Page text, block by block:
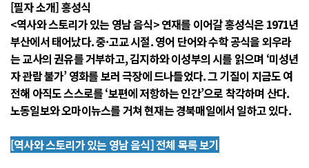
[필자 소개] 홍성식
<역사와 스토리가 있는 영남 음식> 연재를 이어갈 홍성식은 1971년
부산에서 태어났다. 중·고교 시절. 영어 단어와 수학 공식을 외우라
는 교사의 권유를 거부하고, 김지하와 이성부의 시를 읽으며 ‘미성년
자 관람 불가’ 영화를 보러 극장에 드나들었다. 그 기질이 지금도 여
전해 아직도 스스로를 ‘보편에 저항하는 인간’으로 착각하며 산다.
노동일보와 오마이뉴스를 거쳐 현재는 경북매일에서 일하고 있다.
[역사와 스토리가 있는 영남 음식] 전체 목록 보기